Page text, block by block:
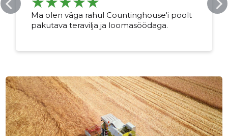
Ma olen väga rahul Countinghouse'i poolt
pakutava teravilja ja loomasöödaga.